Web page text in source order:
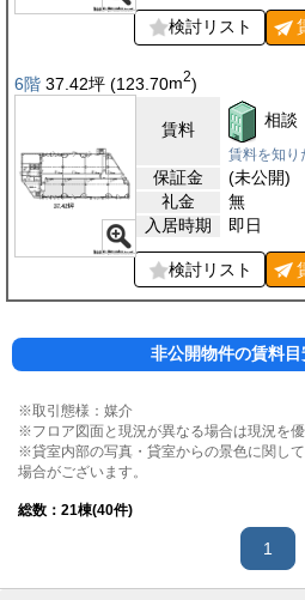
検討リスト
6階 37.42坪 (123.70m2)
賃料 相談
賃料を知り
保証金
(未公開)
礼金
無
入居時期
即日
検討リスト
非公開物件の賃料
※取引態様：媒介
※フロア図面と現況が異なる場合は現況を優
※貸室内部の写真・貸室からの景色に関し
場合がございます。
総数： 21棟(40件)
1